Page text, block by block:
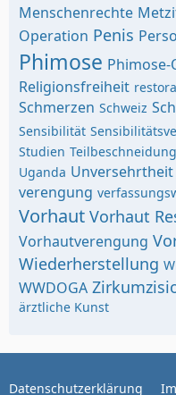
Menschenrechte
Operation Penis
Phimose Phimose-
Religionsfreiheit
Schmerzen Schweiz
Sensibilität
Studien Teilbeschneidung
Uganda Unversehrtheit
verengung
Vorhaut Vorhaut
Vorhautverengung
Wiederherstellung
WWDOGA
ärztliche Kunst
Datenschutzerklärung